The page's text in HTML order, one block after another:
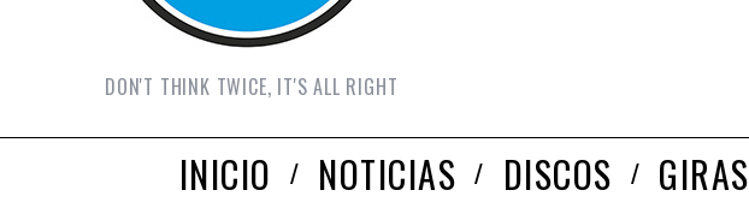
DON'T THINK TWICE, IT'S ALL RIGHT
INICIO NOTICIAS DISCOS GIRAS